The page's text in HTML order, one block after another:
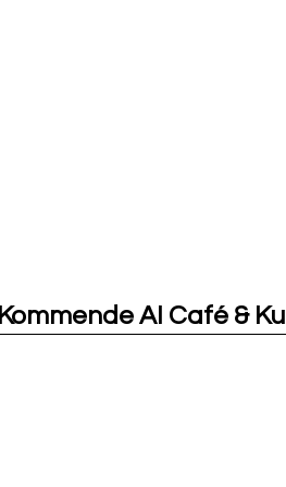
Kommende AI Café &